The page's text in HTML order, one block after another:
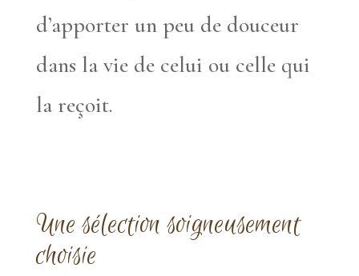
d’apporter un peu de douceur
dans la vie de celui ou celle qui
la reçoit.
Une sélection soigneusement
choisie